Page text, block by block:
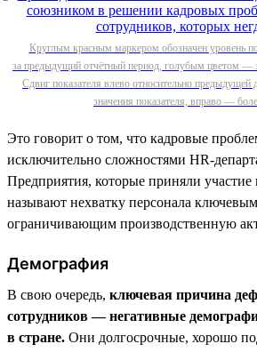
Круглым красным маркером обозначен уровень
за предыдущий отчётный период, голубым цветом —
Сдвиг показателя влево относительно предыдущей
значения показателя, вправо —
Это говорит о том, что кадровые
исключительно сложностями HR-
Предприятия, которые приняли
называют нехватку персонала
ограничивающим производственную
Демография
В свою очередь, ключевая причина
сотрудников — негативные
в стране. Они долгосрочные, хорошо